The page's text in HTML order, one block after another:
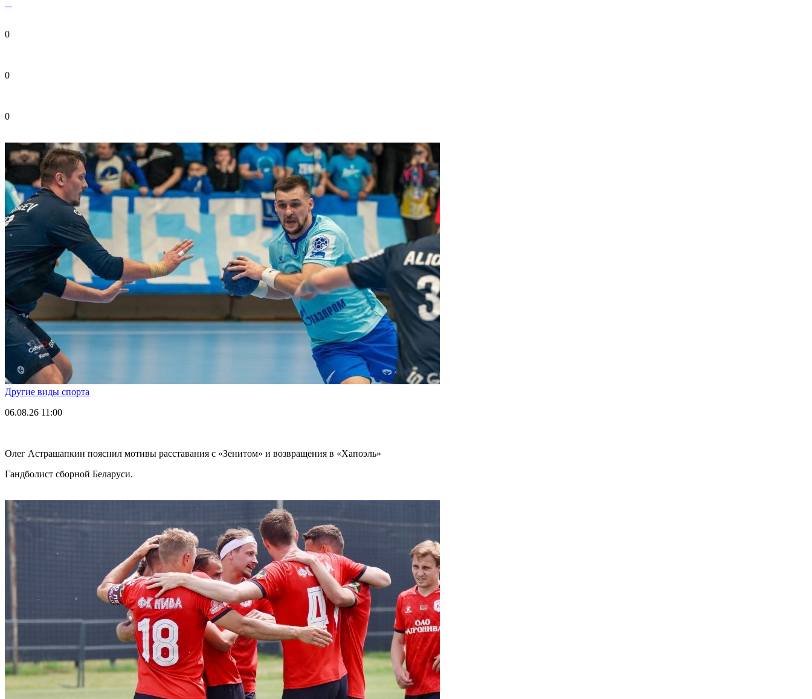
0
0
0
Другие виды спорта
06.08.26 11:00
Олег Астрашапкин пояснил мотивы расставания с «Зенитом» и возвращения в «Хапоэль»
Гандболист сборной Беларуси.